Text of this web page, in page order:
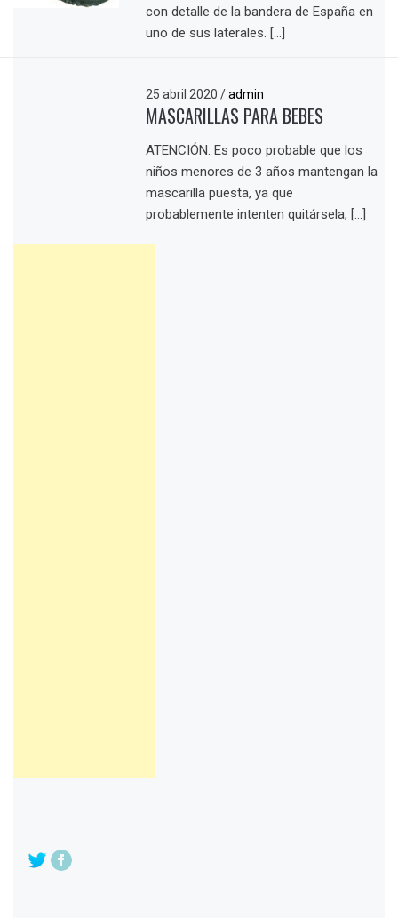
con detalle de la bandera de España en
uno de sus laterales. […]
25 abril 2020/ admin
MASCARILLAS PARA BEBES
ATENCIÓN: Es poco probable que los
niños menores de 3 años mantengan la
mascarilla puesta, ya que
probablemente intenten quitársela, […]